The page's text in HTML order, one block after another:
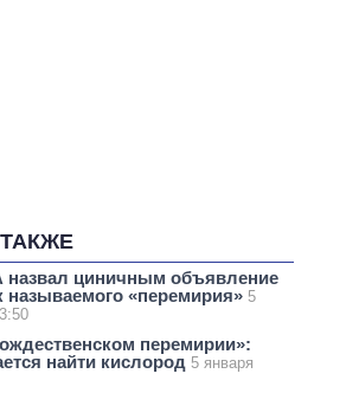
циничным объявление
называемого «перемирия» 5
перемирии»:
найти кислород 5 января